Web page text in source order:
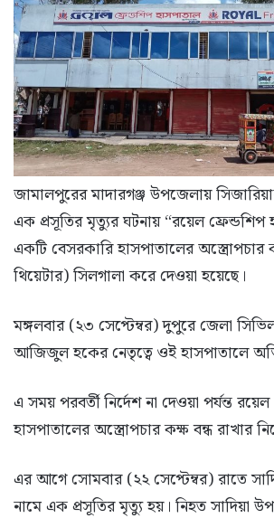
জামালপুরের মাদারগঞ্জ উপজেলায়
এক প্রসূতির মৃত্যুর ঘটনায় “রয়েল ফ্রেন্ডশিপ
একটি বেসরকারি হাসপাতালের
থিয়েটার) সিলগালা করে দেওয়া হয়েছে।
মঙ্গলবার (২৩ সেপ্টেম্বর) দুপুরে জেলা
আজিজুল হকের নেতৃত্বে ওই হাসপাতালে
এ সময় পরবর্তী নির্দেশ না দেওয়া পর্যন্ত
হাসপাতালের অস্ত্রোপচার কক্ষ বন্ধ রাখার
এর আগে সোমবার (২২ সেপ্টেম্বর) রাতে
নামে এক প্রসূতির মৃত্যু হয়। নিহত সাদিয়া